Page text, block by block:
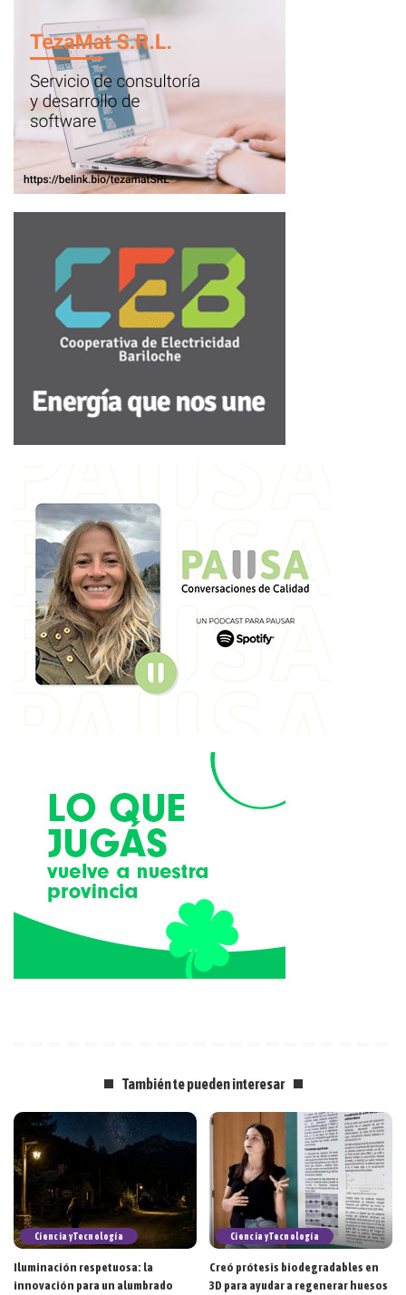
También te pueden interesar
Ciencia y Tecnología
Iluminación respetuosa: la
innovación para un alumbrado
Ciencia y Tecnología
Creó prótesis biodegradables en
3D para ayudar a regenerar huesos